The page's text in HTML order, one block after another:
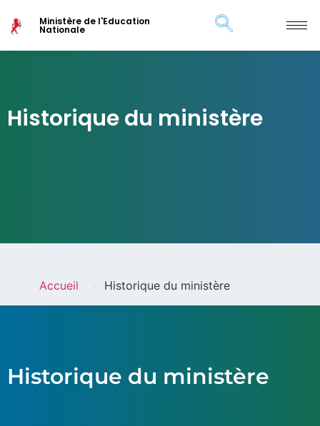
Ministère de l'Education
Nationale
Historique du ministère
Accueil Historique du ministère
Historique du ministère